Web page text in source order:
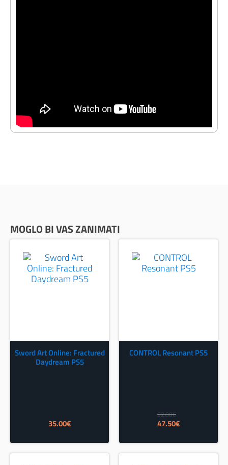
MOGLO BI VAS ZANIMATI
Sword Art Online: Fractured
Daydream PS5
35.00€
CONTROL Resonant PS5
52.00€
Izvorna
bila
je:
47.50€Trenutna
je:
47.50€.